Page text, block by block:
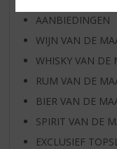
AANBIEDINGEN
WIJN VAN DE
WHISKY VAN DE
RUM VAN DE
BIER VAN DE
SPIRIT VAN DE
EXCLUSIEF